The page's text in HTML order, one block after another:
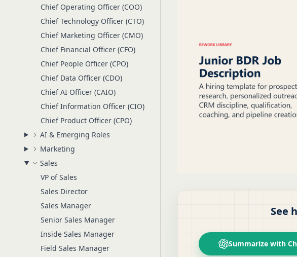
Chief Operating Officer (COO)
Chief Technology Officer (CTO)
Chief Marketing Officer (CMO)
Chief Financial Officer (CFO)
Chief People Officer (CPO)
Chief Data Officer (CDO)
Chief AI Officer (CAIO)
Chief Information Officer (CIO)
Chief Product Officer (CPO)
AI & Emerging Roles
Marketing
Sales
VP of Sales
Sales Director
Sales Manager
Senior Sales Manager
Inside Sales Manager
Field Sales Manager
See
Summarize with